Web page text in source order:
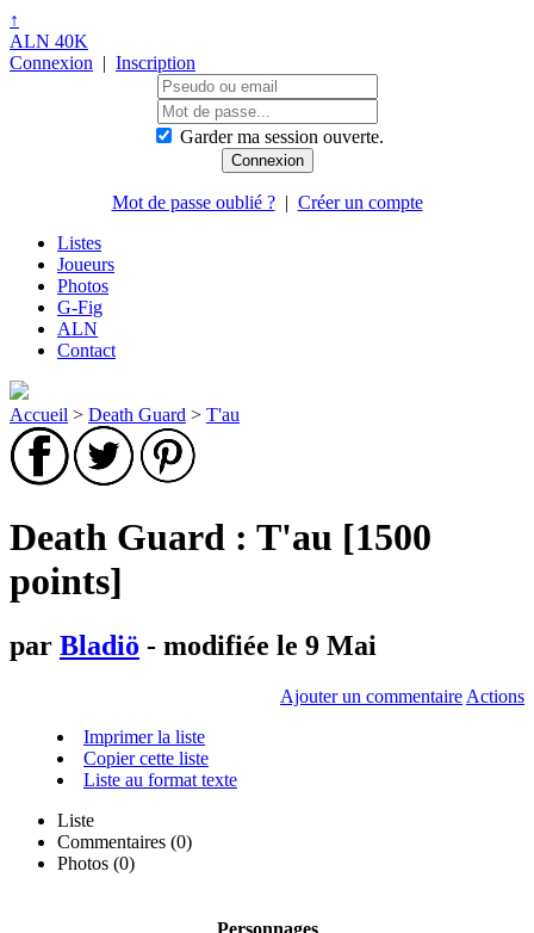
↑
ALN 40K
Connexion | Inscription
Garder ma session ouverte.
Mot de passe oublié ?| Créer un compte
Listes
Joueurs
Photos
G-Fig
ALN
Contact
Accueil > Death Guard > T'au
Death Guard : T'au [1500
points]
par Bladiö - modifiée le 9 Mai
Ajouter un commentaire Actions
Imprimer la liste
Copier cette liste
Liste au format texte
Liste
Commentaires (0)
Photos (0)
Personnages